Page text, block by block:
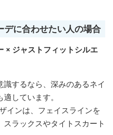
デに合わせたい人の場合
× ジャストフィットシルエ
するなら、深みのあるネイ
しています。
インは、フェイスラインを
ラックスやタイトスカート